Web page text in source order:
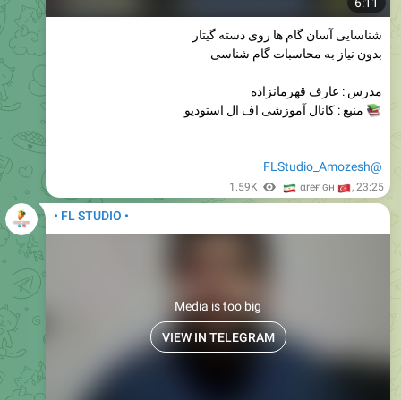
شناسایی آسان گام ها روی دسته گیتار
بدون نیاز به محاسبات گام شناسی
مدرس : عارف قهرمانزاده
منبع : کانال آموزشی اف ال استودیو
@FLStudio_Amozesh
1.59K αreғ ɢн , 23:25
• FL STUDIO •
Media is too big
VIEW IN TELEGRAM